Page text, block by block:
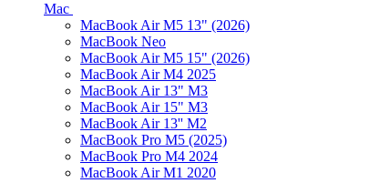
Mac
MacBook Air M5 13" (2026)
MacBook Neo
MacBook Air M5 15" (2026)
MacBook Air M4 2025
MacBook Air 13" M3
MacBook Air 15" M3
MacBook Air 13'' M2
MacBook Pro M5 (2025)
MacBook Pro M4 2024
MacBook Air M1 2020